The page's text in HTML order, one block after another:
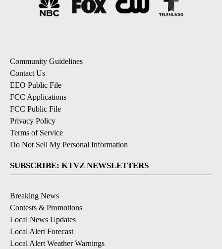
Community Guidelines
Contact Us
EEO Public File
FCC Applications
FCC Public File
Privacy Policy
Terms of Service
Do Not Sell My Personal Information
SUBSCRIBE: KTVZ NEWSLETTERS
Breaking News
Contests & Promotions
Local News Updates
Local Alert Forecast
Local Alert Weather Warnings